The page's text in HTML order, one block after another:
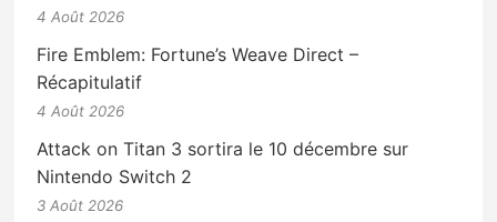
4 Août 2026
Fire Emblem: Fortune’s Weave Direct –
Récapitulatif
4 Août 2026
Attack on Titan 3 sortira le 10 décembre sur
Nintendo Switch 2
3 Août 2026